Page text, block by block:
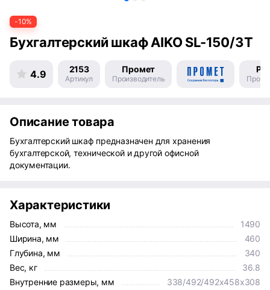
-10%
Бухгалтерский шкаф AIKO SL-150/3Т
4.9 2153
Артикул
Промет
Производитель
Описание товара
Бухгалтерский шкаф предназначен для хранения
бухгалтерской, технической и другой офисной
документации.
Характеристики
Высота, мм
1490
Ширина, мм
460
Глубина, мм
340
Вес, кг
36.8
Внутренние размеры, мм
338/492/492x458x308